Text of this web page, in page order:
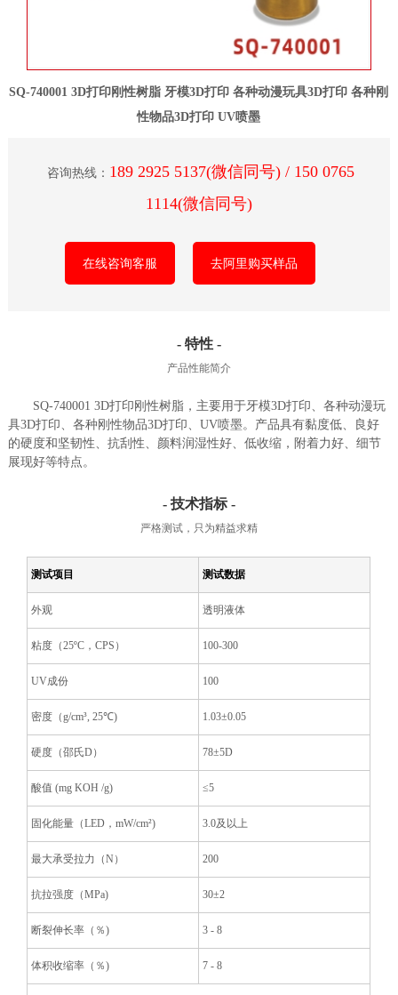
SQ-740001 3D打印刚性树脂 牙模3D打印 各种动漫玩具3D打印 各种刚
性物品3D打印 UV喷墨
咨询热线： 189 2925 5137(微信同号) / 150 0765
1114(微信同号)
在线咨询客服 去阿里购买样品
- 特性 -
产品性能简介
SQ-740001 3D打印刚性树脂，主要用于牙模3D打印、各种动漫玩
具3D打印、各种刚性物品3D打印、UV喷墨。产品具有黏度低、良好
的硬度和坚韧性、抗刮性、颜料润湿性好、低收缩，附着力好、细节
展现好等特点。
- 技术指标 -
严格测试，只为精益求精
测试项目 测试数据
外观 透明液体
粘度（25ºC，CPS） 100-300
UV成份 100
密度（g/cm³, 25℃) 1.03±0.05
硬度（邵氏D） 78±5D
酸值 (mg KOH /g) ≤5
固化能量（LED，mW/cm²) 3.0及以上
最大承受拉力（N） 200
抗拉强度（MPa) 30±2
断裂伸长率（％) 3 - 8
体积收缩率（％) 7 - 8